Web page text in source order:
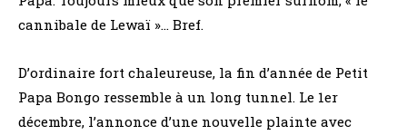
cannibale de Lewaï »… Bref.
D’ordinaire fort chaleureuse, la fin d’année de Petit
Papa Bongo ressemble à un long tunnel. Le 1er
décembre, l’annonce d’une nouvelle plainte avec